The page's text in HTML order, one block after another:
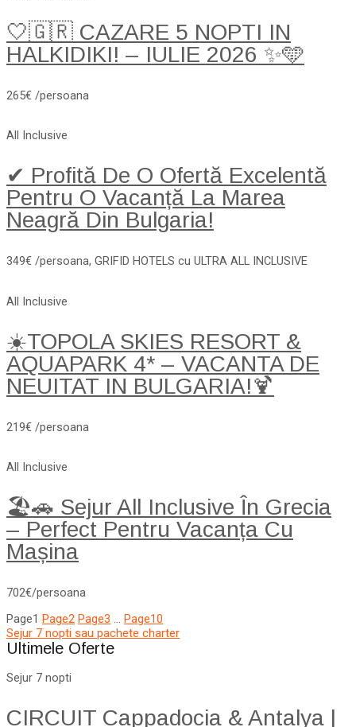
🤍🇬🇷 CAZARE 5 NOPTI IN
HALKIDIKI! – IULIE 2026 ✨🩵
265€ /persoana
All Inclusive
✔ Profită De O Ofertă Excelentă
Pentru O Vacanță La Marea
Neagră Din Bulgaria!
349€ /persoana, GRIFID HOTELS cu ULTRA ALL INCLUSIVE
All Inclusive
☀️TOPOLA SKIES RESORT &
AQUAPARK 4* – VACANTA DE
NEUITAT IN BULGARIA!🍹
219€ /persoana
All Inclusive
🏖️🚗 Sejur All Inclusive În Grecia
– Perfect Pentru Vacanța Cu
Mașina
702€/persoana
Page1 Page2 Page3 … Page10
Sejur 7 nopti sau pachete charter
Ultimele Oferte
Sejur 7 nopti
CIRCUIT Cappadocia & Antalya |